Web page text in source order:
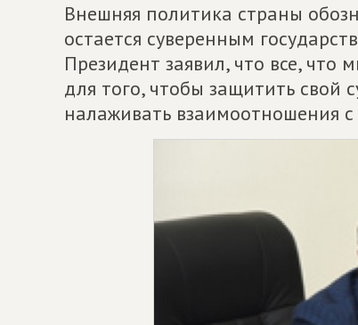
Внешняя политика страны
остается суверенным
Президент заявил, что все, что
для того, чтобы защитить свой
налаживать взаимоотношения